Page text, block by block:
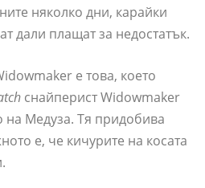
няколко дни, карайки
дали плащат за недостатък.
е това, което
снайперист Widowmaker
на Медуза. Тя придобива
е, че кичурите на косата